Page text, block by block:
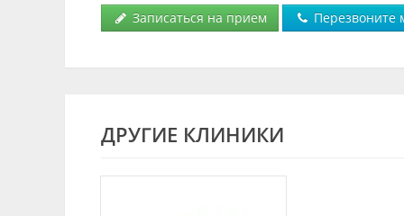
Записаться на прием Перезвоните
ДРУГИЕ КЛИНИКИ